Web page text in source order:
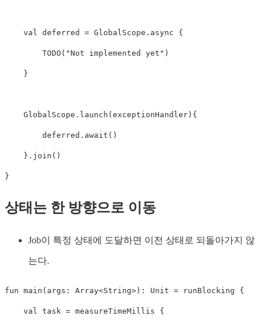
val deferred = GlobalScope . async {
TODO ( "Not implemented yet" )
}
    GlobalScope
. launch (exceptionHandler) {
        deferred
. await ( )
} . join ( )
}
상태는 한 방향으로 이동
Job이 특정 상태에 도달하면 이전 상태로 되돌아가지 않
는다.
fun main ( args : Array<String> ) : Unit = runBlocking {
val task = measureTimeMillis {